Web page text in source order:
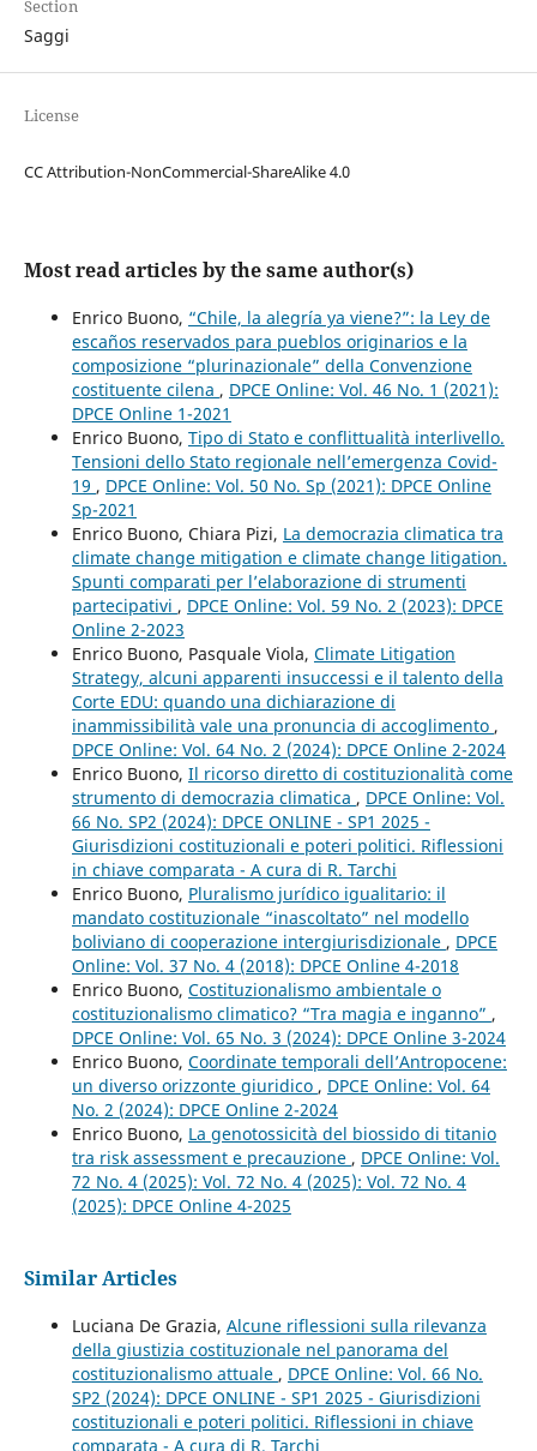
Section
Saggi
License
CC Attribution-NonCommercial-ShareAlike 4.0
Most read articles by the same author(s)
Enrico Buono, “Chile, la alegría ya viene?”: la Ley de
escaños reservados para pueblos originarios e la
composizione “plurinazionale” della Convenzione
costituente cilena , DPCE Online: Vol. 46 No. 1 (2021):
DPCE Online 1-2021
Enrico Buono, Tipo di Stato e conflittualità interlivello.
Tensioni dello Stato regionale nell’emergenza Covid-
19 , DPCE Online: Vol. 50 No. Sp (2021): DPCE Online
Sp-2021
Enrico Buono, Chiara Pizi, La democrazia climatica tra
climate change mitigation e climate change litigation.
Spunti comparati per l’elaborazione di strumenti
partecipativi , DPCE Online: Vol. 59 No. 2 (2023): DPCE
Online 2-2023
Enrico Buono, Pasquale Viola, Climate Litigation
Strategy, alcuni apparenti insuccessi e il talento della
Corte EDU: quando una dichiarazione di
inammissibilità vale una pronuncia di accoglimento ,
DPCE Online: Vol. 64 No. 2 (2024): DPCE Online 2-2024
Enrico Buono, Il ricorso diretto di costituzionalità come
strumento di democrazia climatica , DPCE Online: Vol.
66 No. SP2 (2024): DPCE ONLINE - SP1 2025 -
Giurisdizioni costituzionali e poteri politici. Riflessioni
in chiave comparata - A cura di R. Tarchi
Enrico Buono, Pluralismo jurídico igualitario: il
mandato costituzionale “inascoltato” nel modello
boliviano di cooperazione intergiurisdizionale , DPCE
Online: Vol. 37 No. 4 (2018): DPCE Online 4-2018
Enrico Buono, Costituzionalismo ambientale o
costituzionalismo climatico? “Tra magia e inganno” ,
DPCE Online: Vol. 65 No. 3 (2024): DPCE Online 3-2024
Enrico Buono, Coordinate temporali dell’Antropocene:
un diverso orizzonte giuridico , DPCE Online: Vol. 64
No. 2 (2024): DPCE Online 2-2024
Enrico Buono, La genotossicità del biossido di titanio
tra risk assessment e precauzione , DPCE Online: Vol.
72 No. 4 (2025): Vol. 72 No. 4 (2025): Vol. 72 No. 4
(2025): DPCE Online 4-2025
Similar Articles
Luciana De Grazia, Alcune riflessioni sulla rilevanza
della giustizia costituzionale nel panorama del
costituzionalismo attuale , DPCE Online: Vol. 66 No.
SP2 (2024): DPCE ONLINE - SP1 2025 - Giurisdizioni
costituzionali e poteri politici. Riflessioni in chiave
comparata - A cura di R. Tarchi